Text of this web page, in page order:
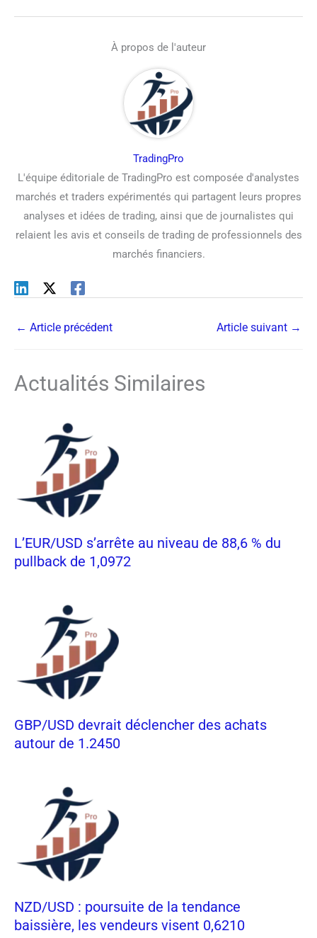
À propos de l'auteur
TradingPro
L'équipe éditoriale de TradingPro est composée d'analystes
marchés et traders expérimentés qui partagent leurs propres
analyses et idées de trading, ainsi que de journalistes qui
relaient les avis et conseils de trading de professionnels des
marchés financiers.
← Article précédent Article suivant →
Actualités Similaires
L’EUR/USD s’arrête au niveau de 88,6 % du
pullback de 1,0972
GBP/USD devrait déclencher des achats
autour de 1.2450
NZD/USD : poursuite de la tendance
baissière, les vendeurs visent 0,6210